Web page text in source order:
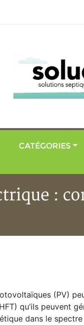
CATÉGORIES
:
fréquences
:
(PV)
qu’ils peuvent
dans le